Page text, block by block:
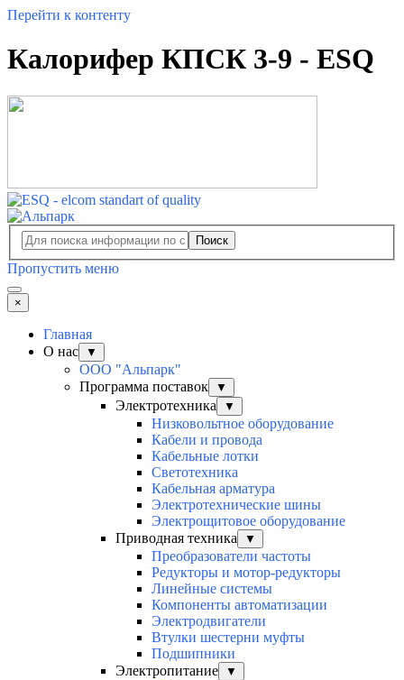
Перейти к контенту
Калорифер КПСК 3-9 - ESQ
Поиск
Пропустить меню
×
Главная
О нас
▼
ООО "Альпарк"
Программа поставок
▼
Электротехника ▼
Низковольтное оборудование
Кабели и провода
Кабельные лотки
Светотехника
Кабельная арматура
Электротехнические шины
Электрощитовое оборудование
Приводная техника
▼
Преобразователи частоты
Редукторы и мотор-редукторы
Линейные системы
Компоненты автоматизации
Электродвигатели
Втулки шестерни муфты
Подшипники
Электропитание
▼